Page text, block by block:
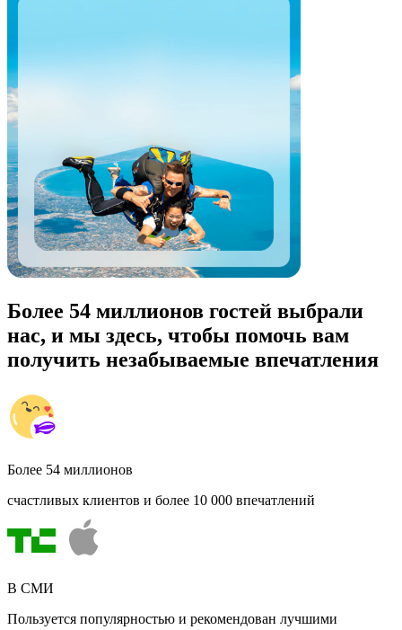
Более 54 миллионов гостей выбрали
нас, и мы здесь, чтобы помочь вам
получить незабываемые впечатления
Более 54 миллионов
счастливых клиентов и более 10 000 впечатлений
В СМИ
Пользуется популярностью и рекомендован лучшими